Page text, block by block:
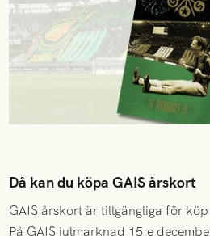
Då kan du köpa GAIS årskort
GAIS årskort är tillgängliga för
På GAIS julmarknad 15:e